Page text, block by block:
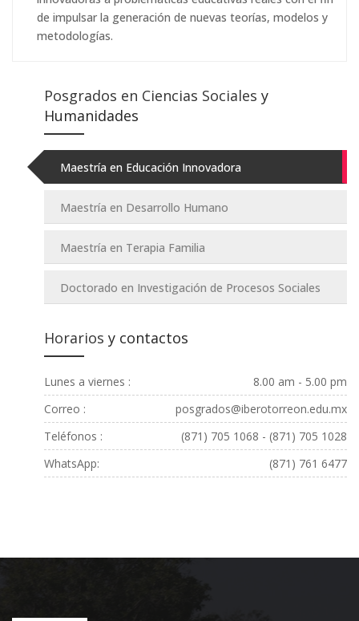
de impulsar la generación de nuevas teorías, modelos y
metodologías.
Posgrados en Ciencias Sociales y
Humanidades
Maestría en Educación Innovadora
Maestría en Desarrollo Humano
Maestría en Terapia Familia
Doctorado en Investigación de Procesos Sociales
Horarios y contactos
Lunes a viernes :
8.00 am - 5.00 pm
Correo :
posgrados@iberotorreon.edu.mx
Teléfonos :
(871) 705 1068 - (871) 705 1028
WhatsApp:
(871) 761 6477